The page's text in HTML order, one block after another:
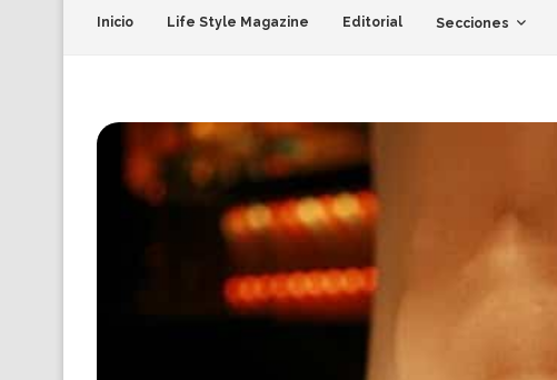
Inicio Life Style Magazine Editorial Secciones